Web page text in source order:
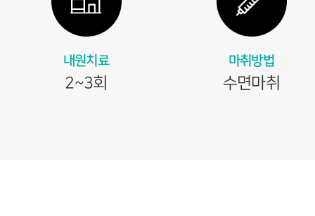
내원치료
2~3회
마취방법
수면마취